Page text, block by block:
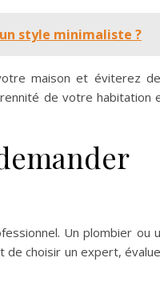
style minimaliste ?
maison et éviterez
de votre habitation
Un plombier ou
de choisir un expert,